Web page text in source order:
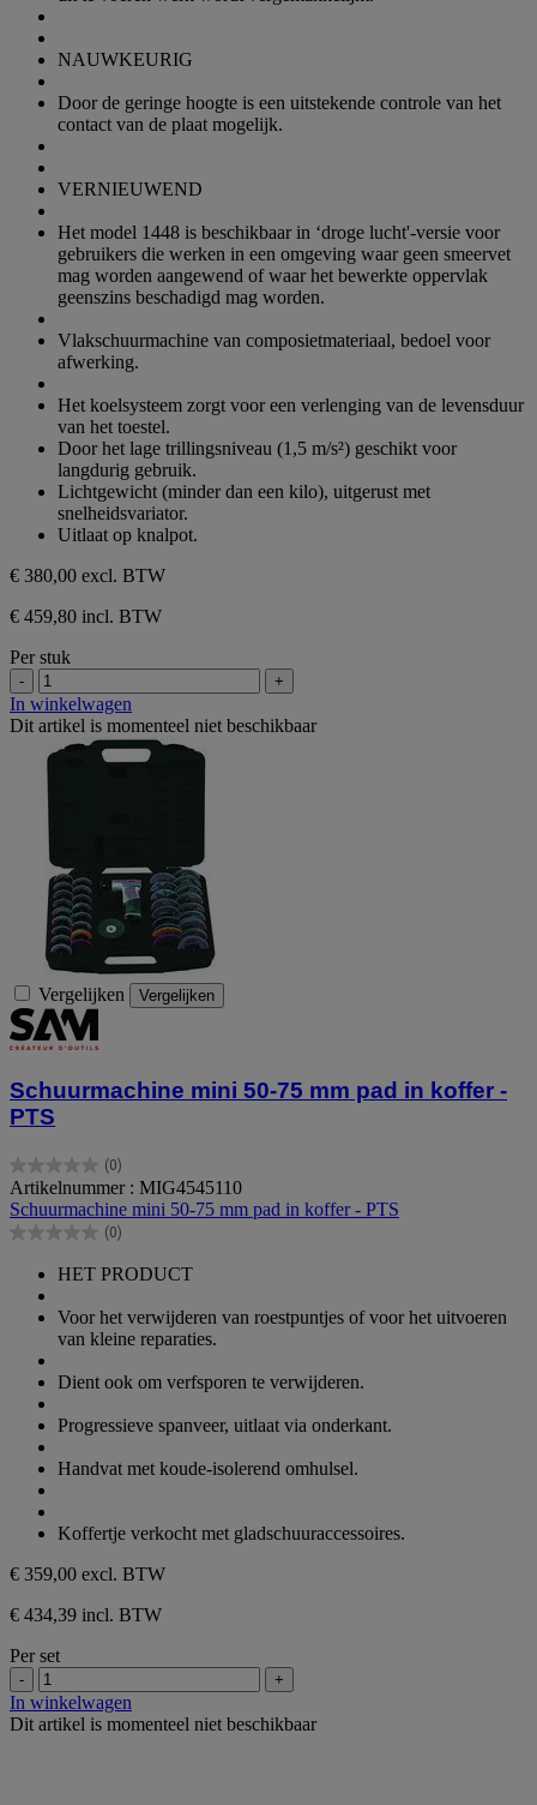
NAUWKEURIG
Door de geringe hoogte is een uitstekende controle van het
contact van de plaat mogelijk.
VERNIEUWEND
Het model 1448 is beschikbaar in ‘droge lucht'-versie voor
gebruikers die werken in een omgeving waar geen smeervet
mag worden aangewend of waar het bewerkte oppervlak
geenszins beschadigd mag worden.
Vlakschuurmachine van composietmateriaal, bedoel voor
afwerking.
Het koelsysteem zorgt voor een verlenging van de levensduur
van het toestel.
Door het lage trillingsniveau (1,5 m/s²) geschikt voor
langdurig gebruik.
Lichtgewicht (minder dan een kilo), uitgerust met
snelheidsvariator.
Uitlaat op knalpot.
€ 380,00 excl. BTW
€ 459,80 incl. BTW
Per stuk
- +
In winkelwagen
Dit artikel is momenteel niet beschikbaar
Vergelijken Vergelijken
Schuurmachine mini 50-75 mm pad in koffer -
PTS
(0)
0.0
van
de
5
Artikelnummer : MIG4545110
Schuurmachine mini 50-75 mm pad in koffer - PTS
(0)
0.0
sterren.
HET PRODUCT
Voor het verwijderen van roestpuntjes of voor het uitvoeren
van kleine reparaties.
Dient ook om verfsporen te verwijderen.
Progressieve spanveer, uitlaat via onderkant.
Handvat met koude-isolerend omhulsel.
Koffertje verkocht met gladschuuraccessoires.
€ 359,00 excl. BTW
€ 434,39 incl. BTW
Per set
- +
In winkelwagen
Dit artikel is momenteel niet beschikbaar